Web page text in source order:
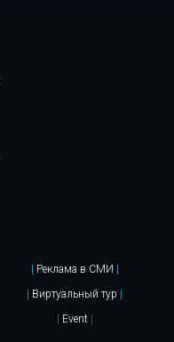
| Реклама в СМИ |
| Виртуальный тур |
| Event |